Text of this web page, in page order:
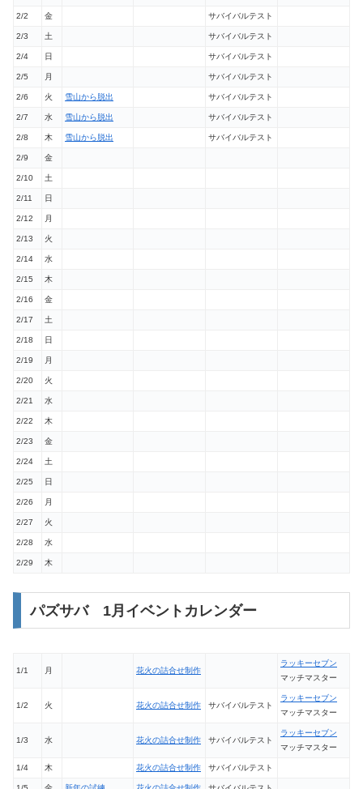
2/2 金 サバイバルテスト
2/3 土 サバイバルテスト
2/4 日 サバイバルテスト
2/5 月 サバイバルテスト
2/6 火 雪山から脱出 サバイバルテスト
2/7 水 雪山から脱出 サバイバルテスト
2/8 木 雪山から脱出 サバイバルテスト
2/9 金
2/10 土
2/11 日
2/12 月
2/13 火
2/14 水
2/15 木
2/16 金
2/17 土
2/18 日
2/19 月
2/20 火
2/21 水
2/22 木
2/23 金
2/24 土
2/25 日
2/26 月
2/27 火
2/28 水
2/29 木
パズサバ 1月イベントカレンダー
1/1 月 花火の詰合せ制作
ラッキーセブン
マッチマスター
1/2 火 花火の詰合せ制作 サバイバルテスト
ラッキーセブン
マッチマスター
1/3 水 花火の詰合せ制作 サバイバルテスト
ラッキーセブン
マッチマスター
1/4 木 花火の詰合せ制作 サバイバルテスト